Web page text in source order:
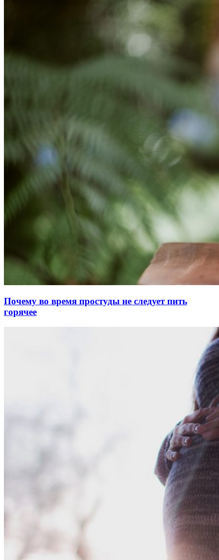
Почему во время простуды не следует пить
горячее